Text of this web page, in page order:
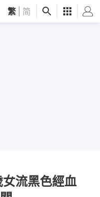
繁 简
女流黑色經血